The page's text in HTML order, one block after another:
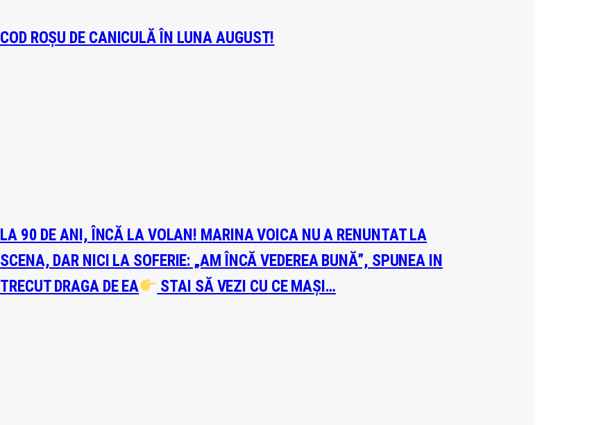
COD ROȘU DE CANICULĂ ÎN LUNA AUGUST!
LA 90 DE ANI, ÎNCĂ LA VOLAN! MARINA VOICA NU A RENUNTAT LA
SCENA, DAR NICI LA SOFERIE: „AM ÎNCĂ VEDEREA BUNĂ”, SPUNEA IN
TRECUT DRAGA DE EA
STAI SĂ VEZI CU CE MAȘI…